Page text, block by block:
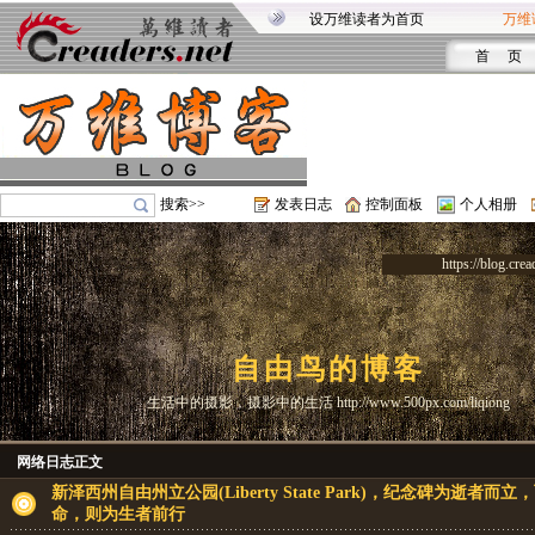
设万维读者为首页 万维
首 页
搜索>> 发表日志 控制面板 个人相册
https://
自由鸟的博客
生活中的摄影，摄影中的生活 http://www.500px.com/liqiong
网络日志正文
新泽西州自由州立公园(Liberty State Park)，纪念碑为逝者而立
命，则为生者前行